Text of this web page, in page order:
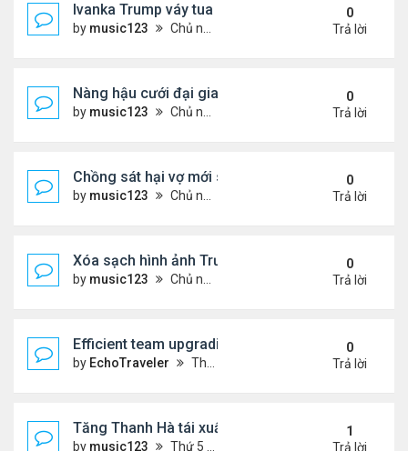
Ivanka Trump váy tua rua dự tiệc của tỷ phú
by music123 Chủ nhật Tháng 7 05, 2026 9:58 am
0
Trả lời
Nàng hậu cưới đại gia,nhưng vội ly hôn sau 5 năm
by music123 Chủ nhật Tháng 7 05, 2026 9:16 am
0
Trả lời
Chồng sát hại vợ mới sinh rồi đến công an đầu thú
by music123 Chủ nhật Tháng 7 05, 2026 9:09 am
0
Trả lời
Xóa sạch hình ảnh Trương Ngọc Ánh
by music123 Chủ nhật Tháng 7 05, 2026 9:02 am
0
Trả lời
Efficient team upgrading after you Buy CFB 27
by EchoTraveler Thứ 6 Tháng 7 03, 2026 2:23 am
0
Trả lời
Tăng Thanh Hà tái xuất điện ảnh sau 13 năm
by music123 Thứ 5 Tháng 7 02, 2026 9:14 pm
1
Trả lời